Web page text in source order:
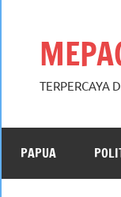
TERPERCAYA
PAPUA